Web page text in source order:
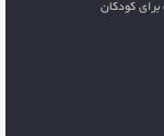
کودکان